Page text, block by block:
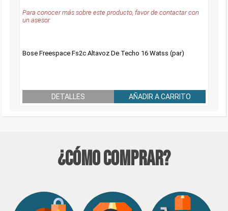
Para conocer más sobre este producto, favor de contactar con
un asesor.
Bose Freespace Fs2c Altavoz De Techo 16 Watss (par)
DETALLES AÑADIR A CARRITO
¿Cómo Comprar?